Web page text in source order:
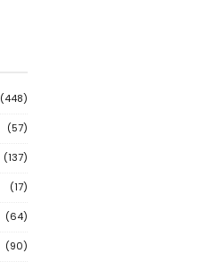
(448)
(57)
(137)
(17)
(64)
(90)